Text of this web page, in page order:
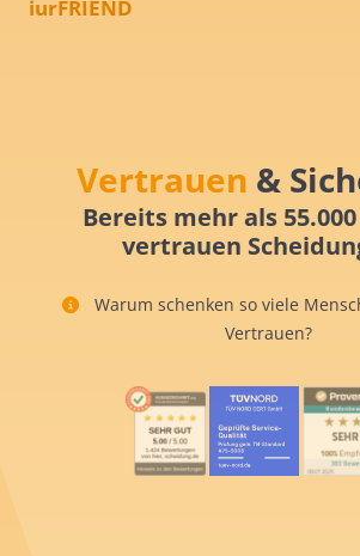
iurFRIEND
Vertrauen &
Bereits mehr als
vertrauen
Warum schenken so viele
Vertrauen?